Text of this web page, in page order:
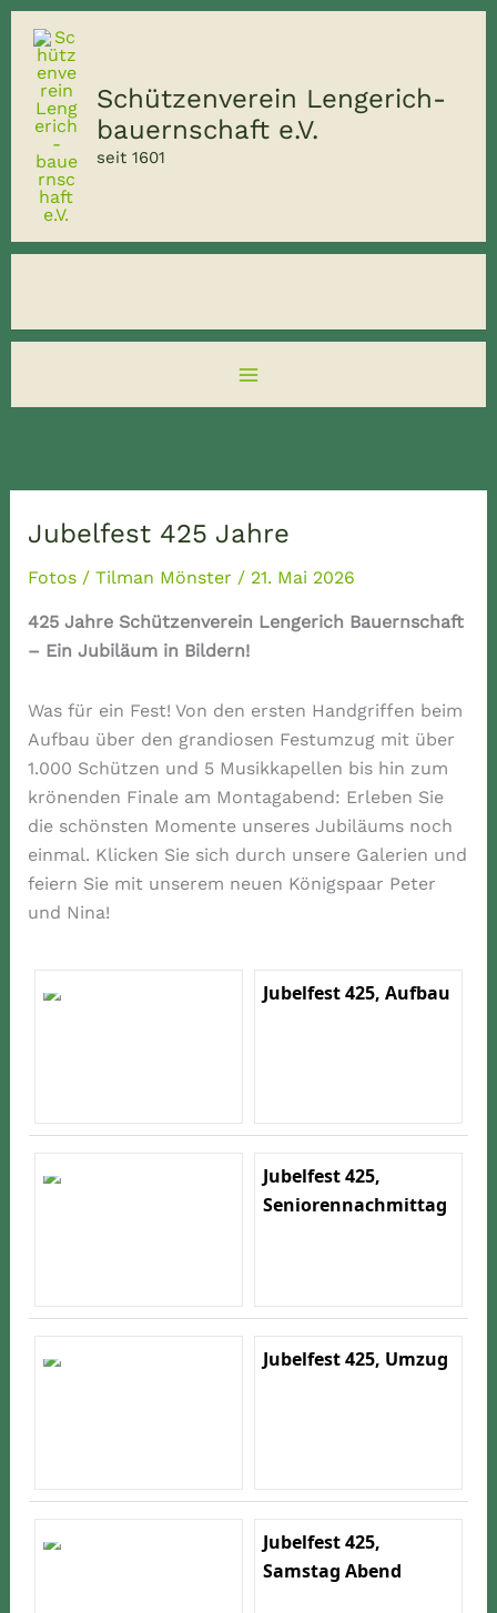
Zum
Inhalt
springen
Schützenverein Lengerich-
bauernschaft e.V.
seit 1601
Jubelfest 425 Jahre
Fotos/ Tilman Mönster / 21. Mai 2026
425 Jahre Schützenverein Lengerich Bauernschaft
– Ein Jubiläum in Bildern!
Was für ein Fest! Von den ersten Handgriffen beim
Aufbau über den grandiosen Festumzug mit über
1.000 Schützen und 5 Musikkapellen bis hin zum
krönenden Finale am Montagabend: Erleben Sie
die schönsten Momente unseres Jubiläums noch
einmal. Klicken Sie sich durch unsere Galerien und
feiern Sie mit unserem neuen Königspaar Peter
und Nina!
Jubelfest 425, Aufbau
Jubelfest 425,
Seniorennachmittag
Jubelfest 425, Umzug
Jubelfest 425,
Samstag Abend